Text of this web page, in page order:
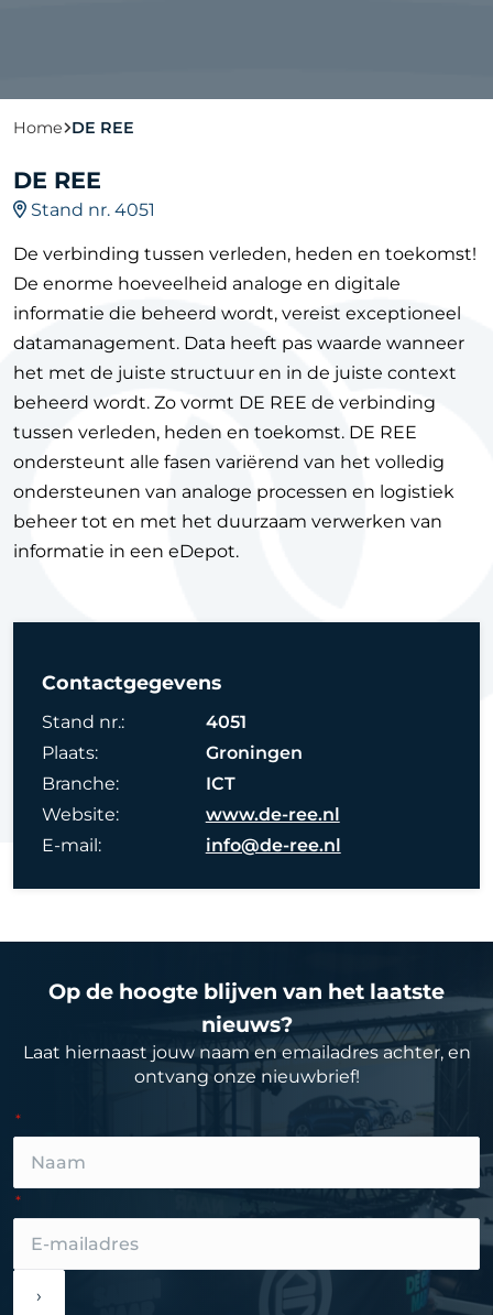
Home DE REE
DE REE
Stand nr. 4051
De verbinding tussen verleden, heden en toekomst!
De enorme hoeveelheid analoge en digitale
informatie die beheerd wordt, vereist exceptioneel
datamanagement. Data heeft pas waarde wanneer
het met de juiste structuur en in de juiste context
beheerd wordt. Zo vormt DE REE de verbinding
tussen verleden, heden en toekomst. DE REE
ondersteunt alle fasen variërend van het volledig
ondersteunen van analoge processen en logistiek
beheer tot en met het duurzaam verwerken van
informatie in een eDepot.
Contactgegevens
Stand nr.:
4051
Plaats:
Groningen
Branche:
ICT
Website:
www.de-ree.nl
E-mail:
info@de-ree.nl
Op de hoogte blijven van het laatste
nieuws?
Laat hiernaast jouw naam en emailadres achter, en
ontvang onze nieuwbrief!
›